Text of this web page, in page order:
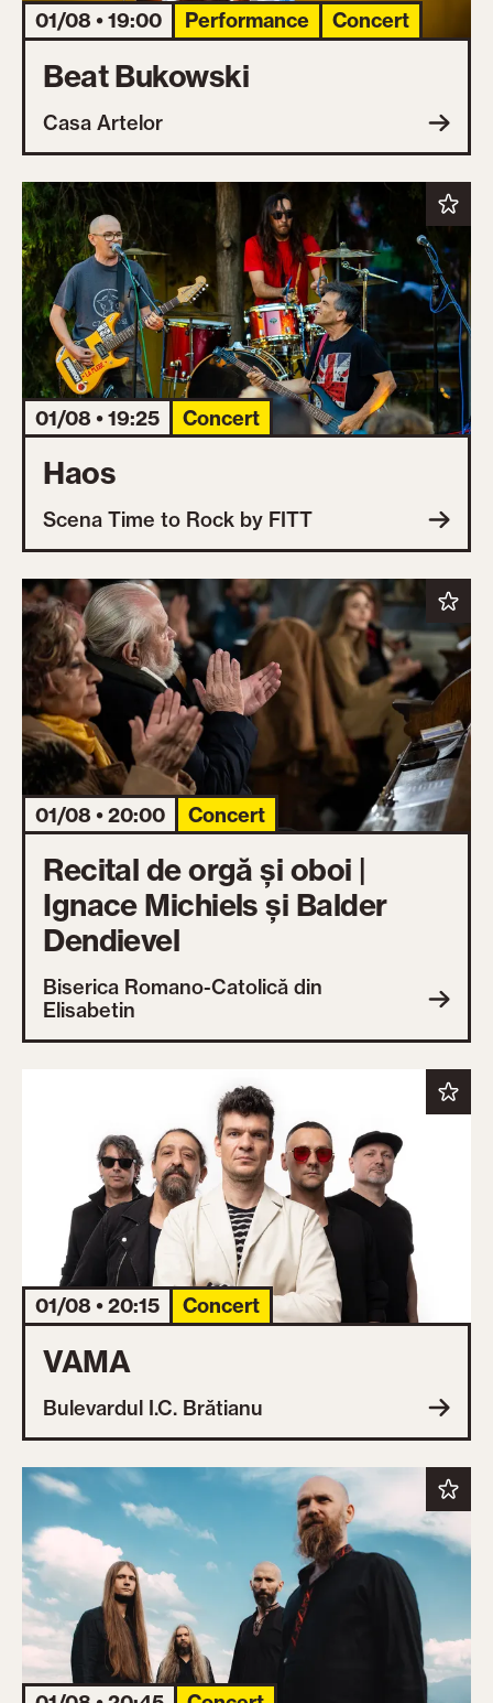
01/08 • 19:00 Performance Concert
Beat Bukowski
Casa Artelor
01/08 • 19:25 Concert
Haos
Scena Time to Rock by FITT
01/08 • 20:00 Concert
Recital de orgă și oboi |
Ignace Michiels și Balder
Dendievel
Biserica Romano-Catolică din
Elisabetin
01/08 • 20:15 Concert
VAMA
Bulevardul I.C. Brătianu